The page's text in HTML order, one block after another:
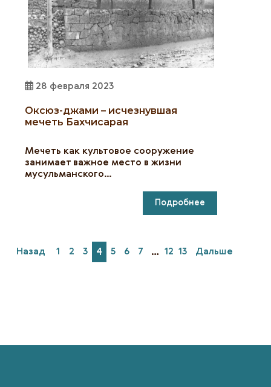
28 февраля 2023
Оксюз-джами – исчезнувшая
мечеть Бахчисарая
Мечеть как культовое сооружение
занимает важное место в жизни
мусульманского…
Подробнее
Назад 1 2 3 4 5 6 7 … 12 13 Дальше